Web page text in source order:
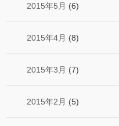
2015年5月 (6)
2015年4月 (8)
2015年3月 (7)
2015年2月 (5)